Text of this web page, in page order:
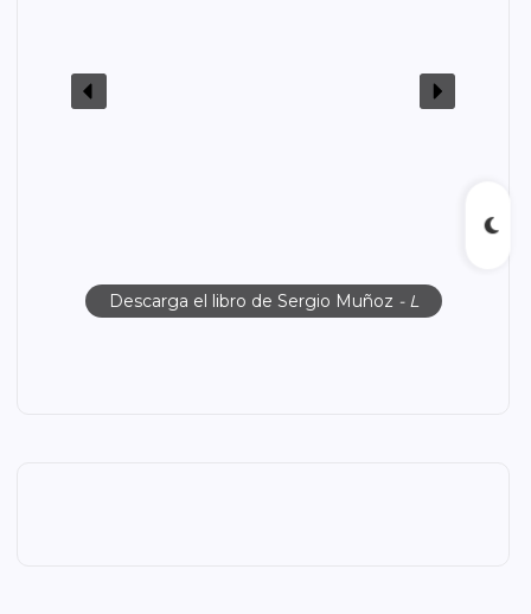
Descarga el libro de Sergio Muñoz - L